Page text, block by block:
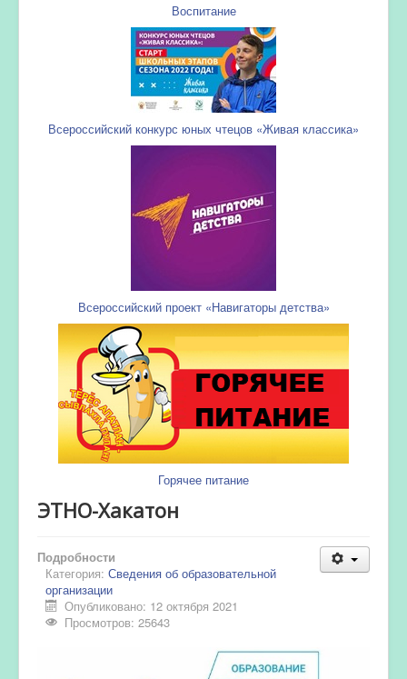
Воспитание
Всероссийский конкурс юных чтецов «Живая классика»
Всероссийский проект «Навигаторы детства»
Горячее питание
ЭТНО-Хакатон
Подробности
Категория: Сведения об образовательной
организации
Опубликовано: 12 октября 2021
Просмотров: 25643